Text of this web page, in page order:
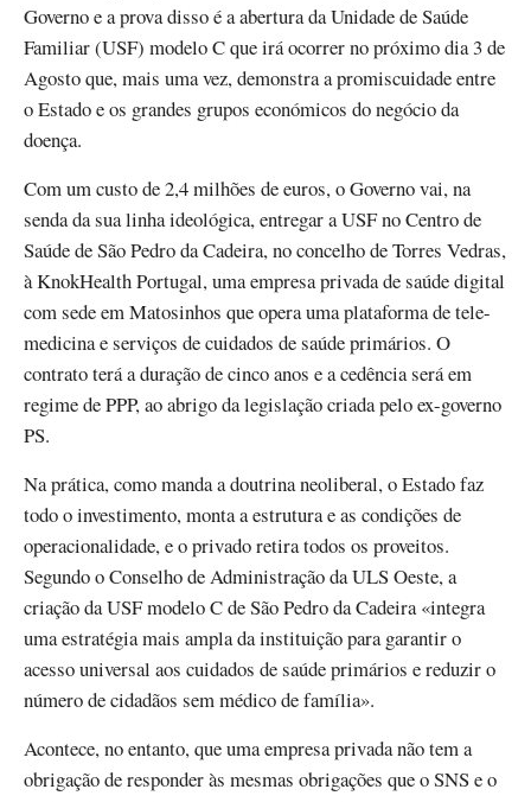
Governo e a prova disso é a abertura da Unidade de Saúde
Familiar (USF) modelo C que irá ocorrer no próximo dia 3 de
Agosto que, mais uma vez, demonstra a promiscuidade entre
o Estado e os grandes grupos económicos do negócio da
doença.
Com um custo de 2,4 milhões de euros, o Governo vai, na
senda da sua linha ideológica, entregar a USF no Centro de
Saúde de São Pedro da Cadeira, no concelho de Torres Vedras,
à KnokHealth Portugal, uma empresa privada de saúde digital
com sede em Matosinhos que opera uma plataforma de tele-
medicina e serviços de cuidados de saúde primários. O
contrato terá a duração de cinco anos e a cedência será em
regime de PPP, ao abrigo da legislação criada pelo ex-governo
PS.
Na prática, como manda a doutrina neoliberal, o Estado faz
todo o investimento, monta a estrutura e as condições de
operacionalidade, e o privado retira todos os proveitos.
Segundo o Conselho de Administração da ULS Oeste, a
criação da USF modelo C de São Pedro da Cadeira «integra
uma estratégia mais ampla da instituição para garantir o
acesso universal aos cuidados de saúde primários e reduzir o
número de cidadãos sem médico de família».
Acontece, no entanto, que uma empresa privada não tem a
obrigação de responder às mesmas obrigações que o SNS e o